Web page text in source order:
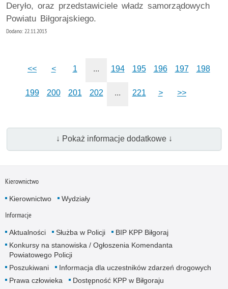
Deryło, oraz przedstawiciele władz samorządowych
Powiatu Biłgorajskiego.
Dodano: 22.11.2013
<< < 1 ... 194 195 196 197 198
199 200 201 202 ... 221 > >>
↓ Pokaż informacje dodatkowe ↓
Kierownictwo
Kierownictwo Wydziały
Informacje
Aktualności Służba w Policji
BIP KPP Biłgoraj
Konkursy na stanowiska / Ogłoszenia Komendanta
Powiatowego Policji
Poszukiwani
Informacja dla uczestników zdarzeń drogowych
Prawa człowieka
Dostępność KPP w Biłgoraju